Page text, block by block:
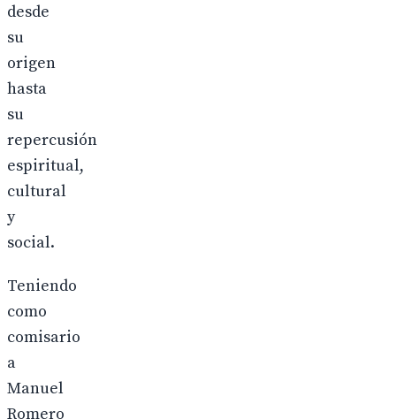
desde
su
origen
hasta
su
repercusión
espiritual,
cultural
y
social.
Teniendo
como
comisario
a
Manuel
Romero